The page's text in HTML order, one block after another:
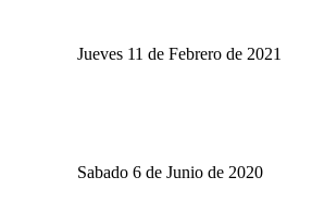
Jueves 11 de Febrero de 2021
Sabado 6 de Junio de 2020